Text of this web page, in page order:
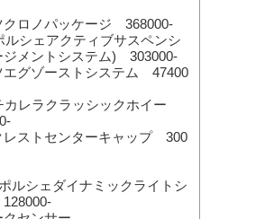
クロノパッケージ 368000-
ルシェアクティブサスペンシ
ジメントシステム) 303000-
エグゾーストシステム 47400
カレラクラッシックホイー
レストセンターキャップ 300
ルシェダイナミックライトシ